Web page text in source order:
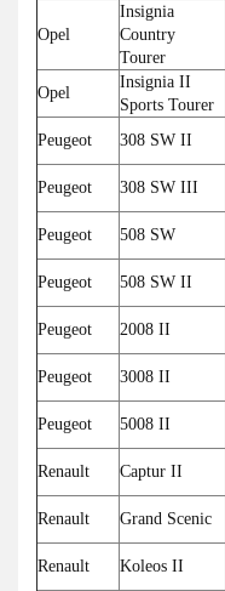
Opel
Insignia
Country
Tourer
Opel
Insignia II
Sports Tourer
Peugeot
308 SW II
Peugeot
308 SW III
Peugeot
508 SW
Peugeot
508 SW II
Peugeot
2008 II
Peugeot
3008 II
Peugeot
5008 II
Renault
Captur II
Renault
Grand Scenic
Renault
Koleos II